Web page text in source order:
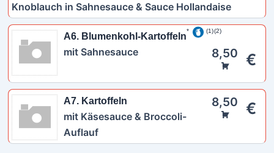
Knoblauch in Sahnesauce & Sauce Hollandaise
A6. Blumenkohl-Kartoffeln
1 2
8,50 €
mit Sahnesauce
A7. Kartoffeln 8,50 €
mit Käsesauce & Broccoli-
Auflauf